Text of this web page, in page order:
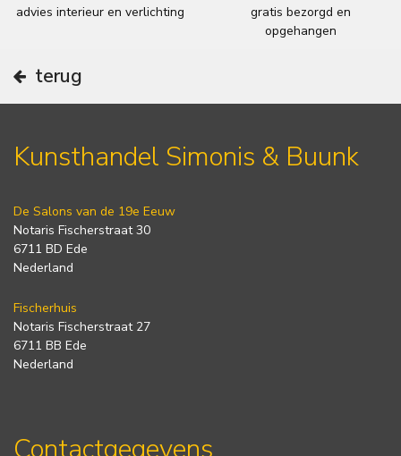
advies interieur en verlichting
gratis bezorgd en
opgehangen
terug
Kunsthandel Simonis & Buunk
De Salons van de 19e Eeuw
Notaris Fischerstraat 30
6711 BD Ede
Nederland
Fischerhuis
Notaris Fischerstraat 27
6711 BB Ede
Nederland